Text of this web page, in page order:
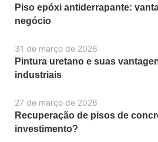
Piso epóxi antiderrapante:
negócio
31 de março de 2026
Pintura uretano e suas
industriais
27 de março de 2026
Recuperação de pisos de
investimento?